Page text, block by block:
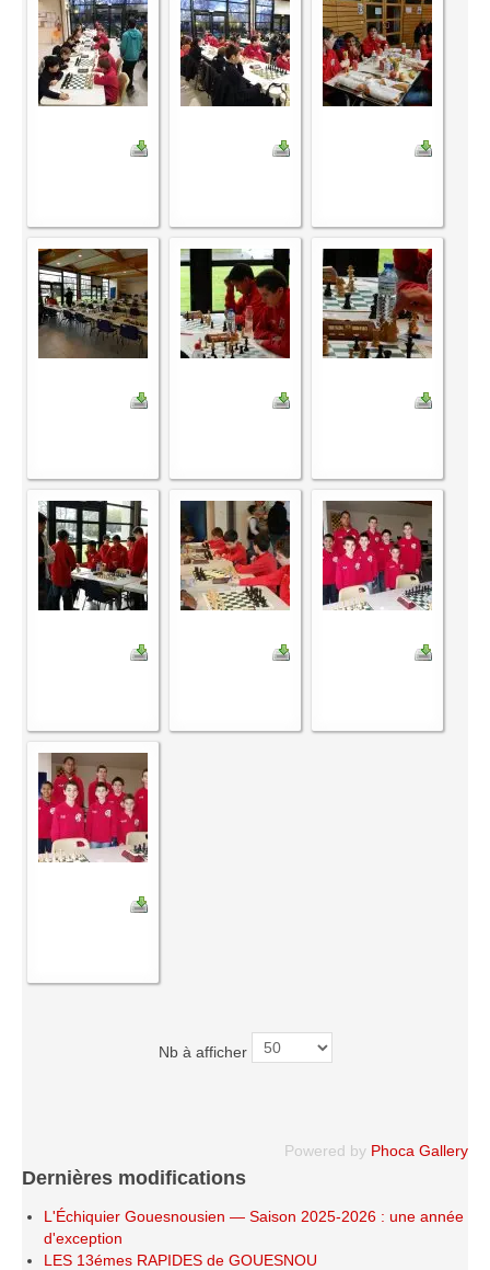
Nb à afficher
Powered by Phoca Gallery
Dernières modifications
L'Échiquier Gouesnousien — Saison 2025-2026 : une année
d'exception
LES 13émes RAPIDES de GOUESNOU